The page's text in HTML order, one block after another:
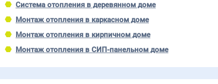
Система отопления в деревянном доме
Монтаж отопления в каркасном доме
Монтаж отопления в кирпичном доме
Монтаж отопления в СИП-панельном доме